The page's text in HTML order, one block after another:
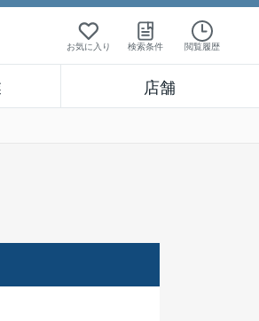
お気に入り 検索条件 閲覧履歴
店舗